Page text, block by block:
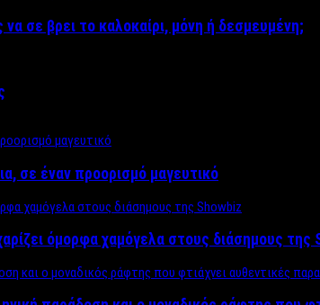
σε βρει το καλοκαίρι, μόνη ή δεσμευμένη;
σε έναν προορισμό μαγευτικό
όμορφα χαμόγελα στους διάσημους της